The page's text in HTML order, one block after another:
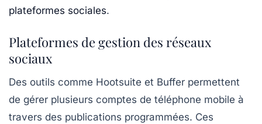
plateformes sociales.
Plateformes de gestion des réseaux
sociaux
Des outils comme Hootsuite et Buffer permettent
de gérer plusieurs comptes de téléphone mobile à
travers des publications programmées. Ces